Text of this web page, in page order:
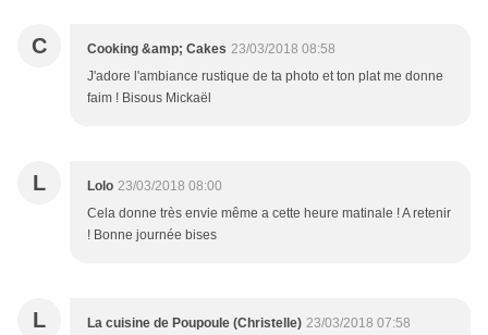
C Cooking &amp; Cakes 23/03/2018 08:58
J'adore l'ambiance rustique de ta photo et ton plat me donne
faim ! Bisous Mickaël
L Lolo 23/03/2018 08:00
Cela donne très envie même a cette heure matinale ! A retenir
! Bonne journée bises
L La cuisine de Poupoule (Christelle) 23/03/2018 07:58